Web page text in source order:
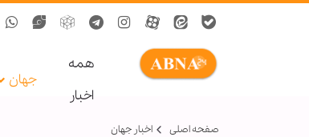
همه
اخبار
جهان
صفحه اصلی اخبار جهان